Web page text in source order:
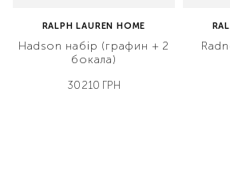
RALPH LAUREN HOME
Hadson набір (графин + 2
бокала)
30210 ГРН